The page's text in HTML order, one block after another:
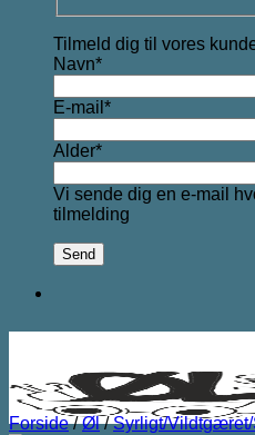
Tilmeld dig til vores
Navn*
E-mail*
Alder*
Vi sende dig en e-mail
tilmelding
Forside / Øl / Syrligt/